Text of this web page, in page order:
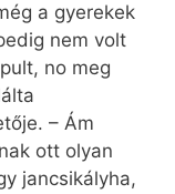
a gyerekek
nem volt
no meg
– Ám
ott olyan
jancsikályha,